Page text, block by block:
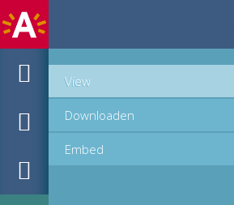
View
Downloaden
Embed